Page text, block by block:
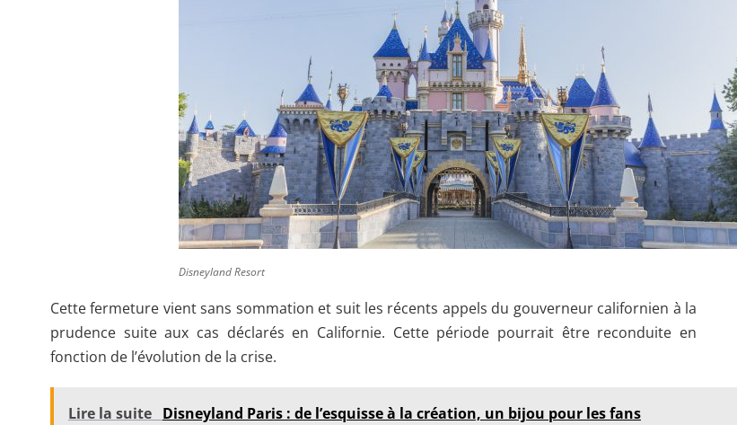
Disneyland Resort
Cette fermeture vient sans sommation et suit les récents appels du gouverneur californien à la
prudence suite aux cas déclarés en Californie. Cette période pourrait être reconduite en
fonction de l’évolution de la crise.
Lire la suite Disneyland Paris : de l’esquisse à la création, un bijou pour les fans